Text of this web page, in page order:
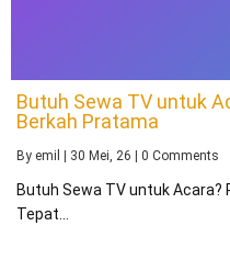
Butuh Sewa TV untuk
Berkah Pratama
By emil 30 Mei, 26 0 Comments
Butuh Sewa TV untuk Acara?
Tepat…